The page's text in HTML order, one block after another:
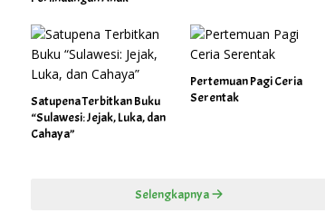
Satupena Terbitkan Buku
“Sulawesi: Jejak, Luka, dan
Cahaya”
Pertemuan Pagi Ceria
Serentak
Selengkapnya